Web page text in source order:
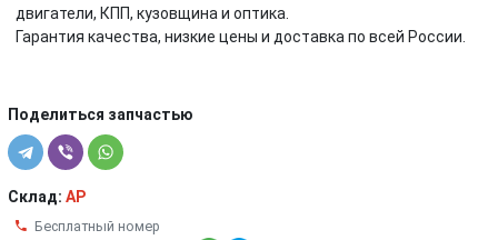
двигатели, КПП, кузовщина и оптика.
Гарантия качества, низкие цены и доставка по всей России.
Поделиться запчастью
Склад: AP
Бесплатный номер